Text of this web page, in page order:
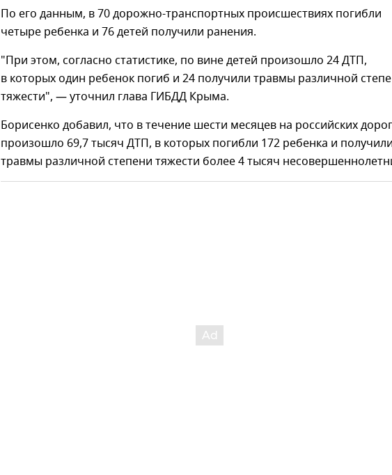
По его данным, в 70 дорожно-транспортных происшествиях погибли
четыре ребенка и 76 детей получили ранения.
"При этом, согласно статистике, по вине детей произошло 24 ДТП,
в которых один ребенок погиб и 24 получили травмы различной
тяжести", — уточнил глава ГИБДД Крыма.
Борисенко добавил, что в течение шести месяцев на российских
произошло 69,7 тысяч ДТП, в которых погибли 172 ребенка и
травмы различной степени тяжести более 4 тысяч